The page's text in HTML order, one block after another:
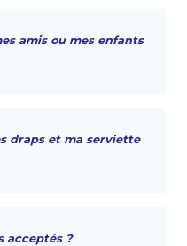
amis ou mes enfants
draps et ma serviette
acceptés ?